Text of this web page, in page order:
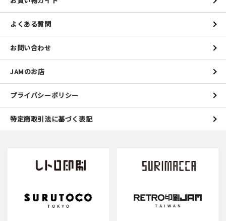
よくある質問
お問い合わせ
よくある質問
お問い合わせ
JAMのお店
プライバシーポリシー
特定商取引法に基づく表記